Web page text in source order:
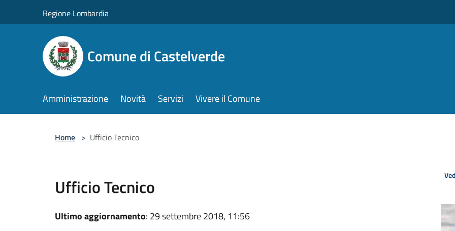
Regione Lombardia
Comune di Castelverde
Amministrazione Novità Servizi Vivere il Comune
Home > Ufficio Tecnico
Ufficio Tecnico
Ultimo aggiornamento: 29 settembre 2018, 11:56